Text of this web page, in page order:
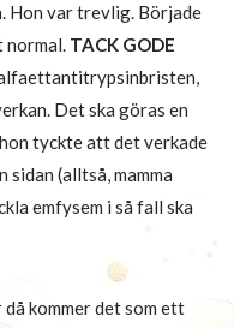
Hon var trevlig. Började
normal. TACK GODE
alfaettantitrypsinbristen,
Det ska göras en
tyckte att det verkade
(alltså, mamma
emfysem i så fall ska
kommer det som ett